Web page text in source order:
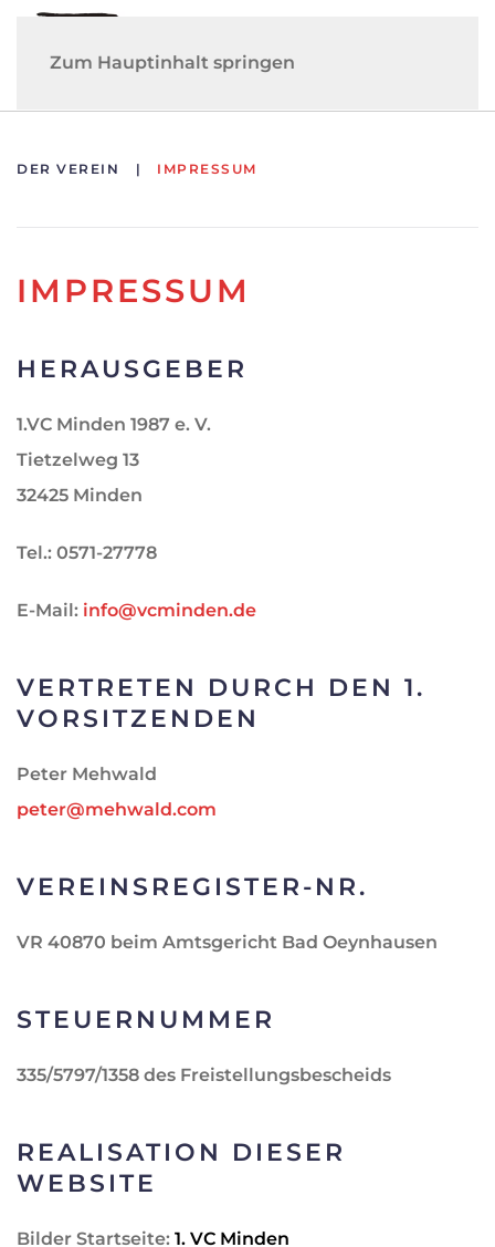
Zum Hauptinhalt springen
DER VEREIN IMPRESSUM
IMPRESSUM
HERAUSGEBER
1.VC Minden 1987 e. V.
Tietzelweg 13
32425 Minden
Tel.: 0571-27778
E-Mail: info@vcminden.de
VERTRETEN DURCH DEN 1.
VORSITZENDEN
Peter Mehwald
peter@mehwald.com
VEREINSREGISTER-NR.
VR 40870 beim Amtsgericht Bad Oeynhausen
STEUERNUMMER
335/5797/1358 des Freistellungsbescheids
REALISATION DIESER
WEBSITE
Bilder Startseite: 1. VC Minden